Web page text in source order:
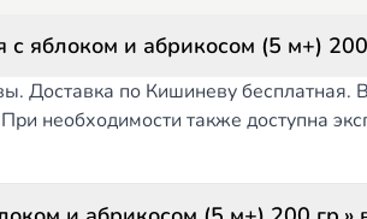
яблоком и абрикосом (5 м+)
Доставка по Кишиневу бесплатная.
необходимости также доступна